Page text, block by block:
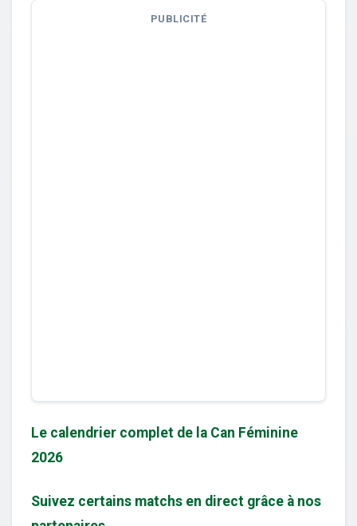
PUBLICITÉ
Le calendrier complet de la Can Féminine
2026
Suivez certains matchs en direct grâce à nos